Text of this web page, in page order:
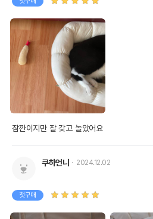
잠깐이지만 잘 갖고 놀았어요
쿠하언니 2024.12.02
첫구매